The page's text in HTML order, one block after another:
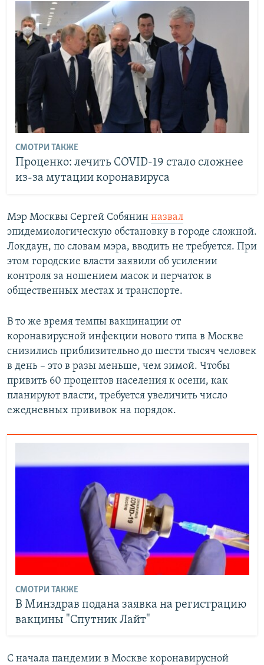
СМОТРИ ТАКЖЕ
Проценко: лечить COVID-19 стало сложнее
из-за мутации коронавируса
Мэр Москвы Сергей Собянин назвал
эпидемиологическую обстановку в городе сложной.
Локдаун, по словам мэра, вводить не требуется. При
этом городские власти заявили об усилении
контроля за ношением масок и перчаток в
общественных местах и транспорте.
В то же время темпы вакцинации от
коронавирусной инфекции нового типа в Москве
снизились приблизительно до шести тысяч человек
в день – это в разы меньше, чем зимой. Чтобы
привить 60 процентов населения к осени, как
планируют власти, требуется увеличить число
ежедневных прививок на порядок.
СМОТРИ ТАКЖЕ
В Минздрав подана заявка на регистрацию
вакцины "Спутник Лайт"
С начала пандемии в Москве коронавирусной